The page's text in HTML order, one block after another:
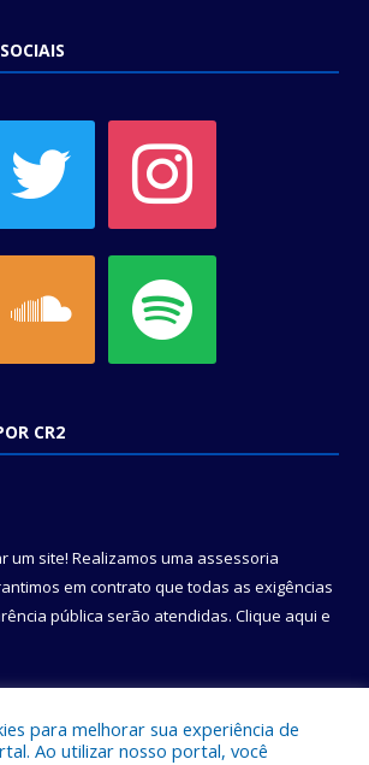
CR2
um site! Realizamos uma assessoria
em contrato que todas as exigências
pública serão atendidas. Clique aqui e
para melhorar sua experiência de
Ao utilizar nosso portal, você